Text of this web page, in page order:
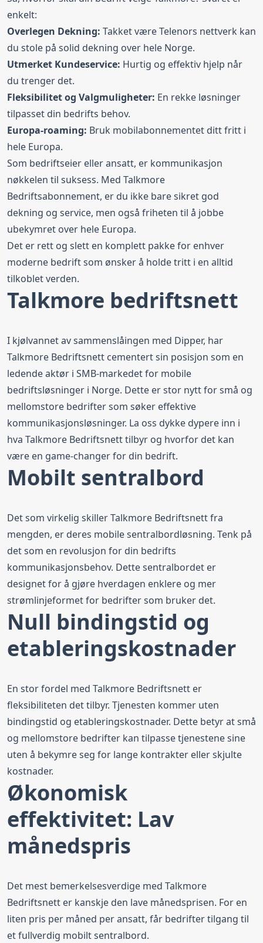
enkelt:
Overlegen Dekning: Takket være Telenors nettverk kan
du stole på solid dekning over hele Norge.
Utmerket Kundeservice: Hurtig og effektiv hjelp når
du trenger det.
Fleksibilitet og Valgmuligheter: En rekke løsninger
tilpasset din bedrifts behov.
Europa-roaming: Bruk mobilabonnementet ditt fritt i
hele Europa.
Som bedriftseier eller ansatt, er kommunikasjon
nøkkelen til suksess. Med Talkmore
Bedriftsabonnement, er du ikke bare sikret god
dekning og service, men også friheten til å jobbe
ubekymret over hele Europa.
Det er rett og slett en komplett pakke for enhver
moderne bedrift som ønsker å holde tritt i en alltid
tilkoblet verden.
Talkmore bedriftsnett
I kjølvannet av sammenslåingen med Dipper, har
Talkmore Bedriftsnett cementert sin posisjon som en
ledende aktør i SMB-markedet for mobile
bedriftsløsninger i Norge. Dette er stor nytt for små og
mellomstore bedrifter som søker effektive
kommunikasjonsløsninger. La oss dykke dypere inn i
hva Talkmore Bedriftsnett tilbyr og hvorfor det kan
være en game-changer for din bedrift.
Mobilt sentralbord
Det som virkelig skiller Talkmore Bedriftsnett fra
mengden, er deres mobile sentralbordløsning. Tenk på
det som en revolusjon for din bedrifts
kommunikasjonsbehov. Dette sentralbordet er
designet for å gjøre hverdagen enklere og mer
strømlinjeformet for bedrifter som bruker det.
Null bindingstid og
etableringskostnader
En stor fordel med Talkmore Bedriftsnett er
fleksibiliteten det tilbyr. Tjenesten kommer uten
bindingstid og etableringskostnader. Dette betyr at små
og mellomstore bedrifter kan tilpasse tjenestene sine
uten å bekymre seg for lange kontrakter eller skjulte
kostnader.
Økonomisk
effektivitet: Lav
månedspris
Det mest bemerkelsesverdige med Talkmore
Bedriftsnett er kanskje den lave månedsprisen. For en
liten pris per måned per ansatt, får bedrifter tilgang til
et fullverdig mobilt sentralbord.